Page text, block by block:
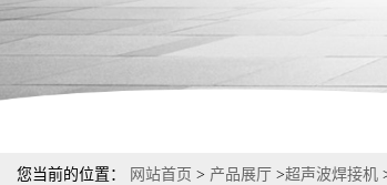
您当前的位置： 网站首页 > 产品展厅 >超声波焊接机